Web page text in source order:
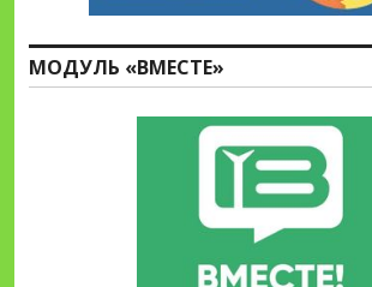
МОДУЛЬ «ВМЕСТЕ»